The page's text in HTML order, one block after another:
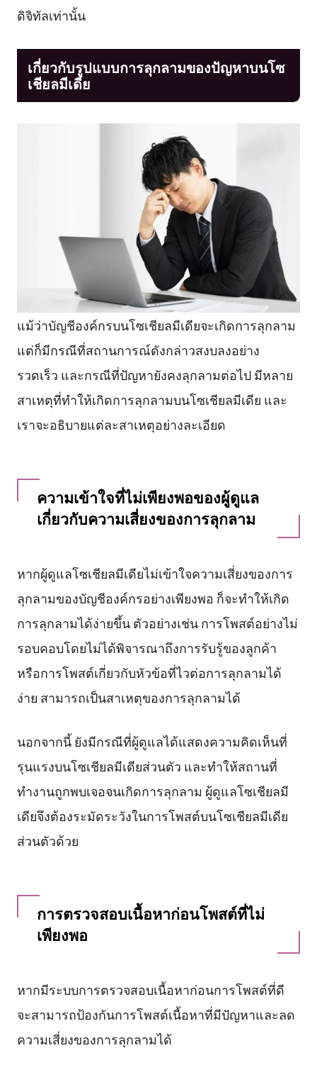
ดิจิทัลเท่านั้น
เกี่ยวกับรูปแบบการลุกลามของปัญหาบนโซ
เชียลมีเดีย
แม้ว่าบัญชีองค์กรบนโซเชียลมีเดียจะเกิดการลุกลาม
แต่ก็มีกรณีที่สถานการณ์ดังกล่าวสงบลงอย่าง
รวดเร็ว และกรณีที่ปัญหายังคงลุกลามต่อไป มีหลาย
สาเหตุที่ทำให้เกิดการลุกลามบนโซเชียลมีเดีย และ
เราจะอธิบายแต่ละสาเหตุอย่างละเอียด
ความเข้าใจที่ไม่เพียงพอของผู้ดูแล
เกี่ยวกับความเสี่ยงของการลุกลาม
หากผู้ดูแลโซเชียลมีเดียไม่เข้าใจความเสี่ยงของการ
ลุกลามของบัญชีองค์กรอย่างเพียงพอ ก็จะทำให้เกิด
การลุกลามได้ง่ายขึ้น ตัวอย่างเช่น การโพสต์อย่างไม่
รอบคอบโดยไม่ได้พิจารณาถึงการรับรู้ของลูกค้า
หรือการโพสต์เกี่ยวกับหัวข้อที่ไวต่อการลุกลามได้
ง่าย สามารถเป็นสาเหตุของการลุกลามได้
นอกจากนี้ ยังมีกรณีที่ผู้ดูแลได้แสดงความคิดเห็นที่
รุนแรงบนโซเชียลมีเดียส่วนตัว และทำให้สถานที่
ทำงานถูกพบเจอจนเกิดการลุกลาม ผู้ดูแลโซเชียลมี
เดียจึงต้องระมัดระวังในการโพสต์บนโซเชียลมีเดีย
ส่วนตัวด้วย
การตรวจสอบเนื้อหาก่อนโพสต์ที่ไม่
เพียงพอ
หากมีระบบการตรวจสอบเนื้อหาก่อนการโพสต์ที่ดี
จะสามารถป้องกันการโพสต์เนื้อหาที่มีปัญหาและลด
ความเสี่ยงของการลุกลามได้